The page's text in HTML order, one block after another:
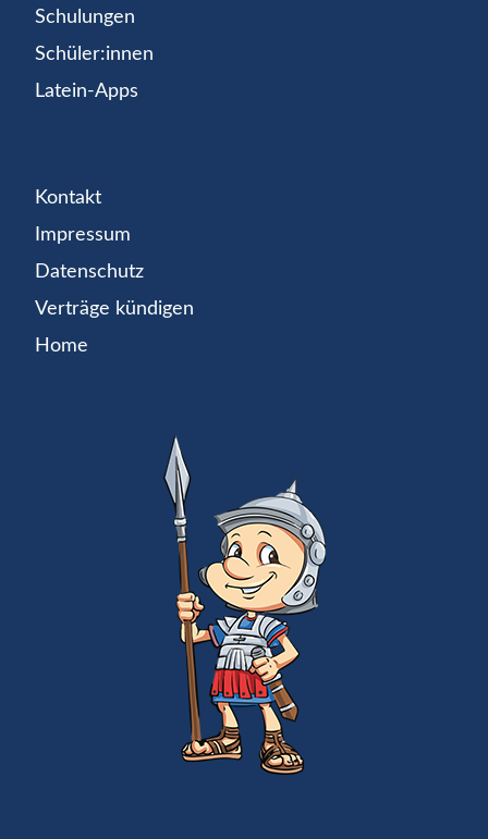
Schulungen
Schüler:innen
Latein-Apps
Kontakt
Impressum
Datenschutz
Verträge kündigen
Home